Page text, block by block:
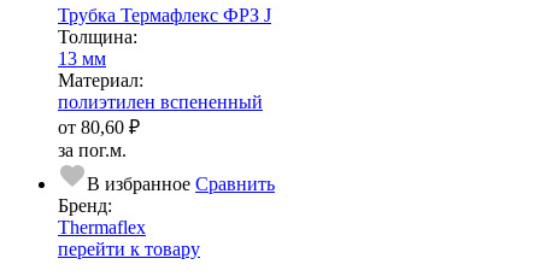
Трубка Термафлекс ФРЗ J
Тол­щи­на:
13 мм
Ма­­те­­ри­­ал:
полиэтилен вспененный
от 80,60 ₽
за пог.м.
В избранное Сравнить
Бренд:
Thermaflex
перейти к товару